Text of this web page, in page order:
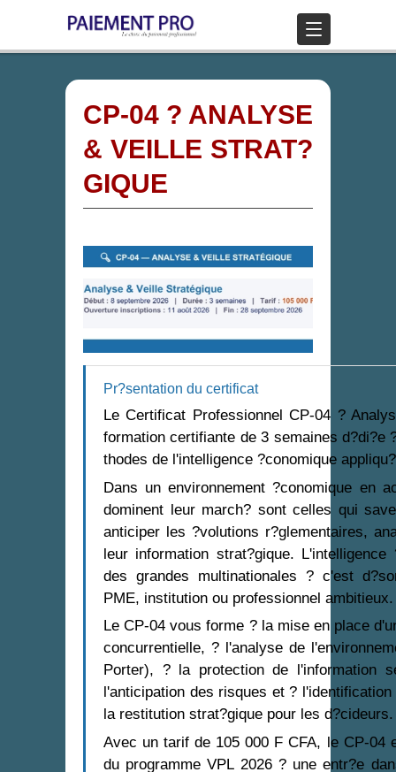
CP-04 ? ANALYSE
& VEILLE STRAT?
GIQUE
Pr?sentation du certificat
Le Certificat Professionnel CP-04 ?
formation certifiante de 3 semaines d?di?e
thodes de l'intelligence ?conomique
Dans un environnement ?conomique en
dominent leur march? sont celles qui
anticiper les ?volutions r?glementaires,
leur information strat?gique.
des grandes multinationales ? c'est
PME, institution ou professionnel ambitieux.
Le CP-04 vous forme ? la mise en place
concurrentielle, ? l'analyse de
Porter), ? la protection de l'information
l'anticipation des risques et ?
la restitution strat?gique pour les d?cideurs.
Avec un tarif de 105 000 F CFA, le CP-
du programme VPL 2026 ? une entr?e